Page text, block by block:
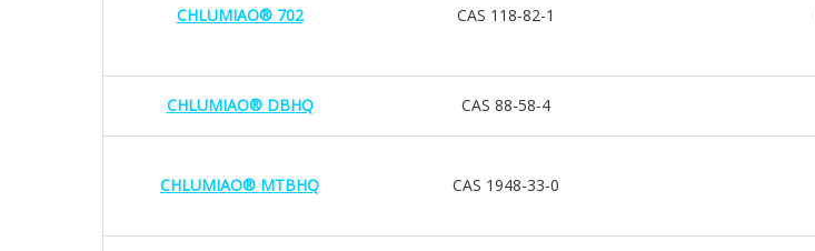
CHLUMIAO® 702 CAS 118-82-1
CHLUMIAO® DBHQ CAS 88-58-4
CHLUMIAO® MTBHQ CAS 1948-33-0